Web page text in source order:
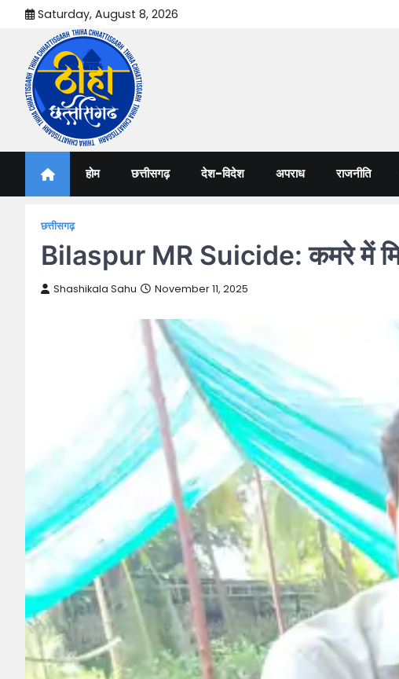
content
Saturday, August 8, 2026
Thiha Chhattisgarh
होम छत्तीसगढ़ देश-विदेश अपराध राजनीति
छत्तीसगढ़
Bilaspur MR Suicide: कमरे में
Shashikala Sahu November 11, 2025